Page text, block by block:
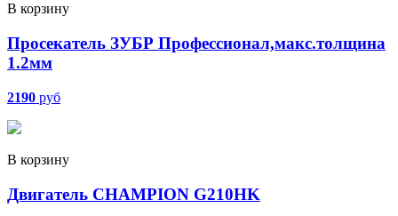
В корзину
Просекатель ЗУБР Профессионал,макс.толщина
1.2мм
2190 руб
В корзину
Двигатель CHAMPION G210HK